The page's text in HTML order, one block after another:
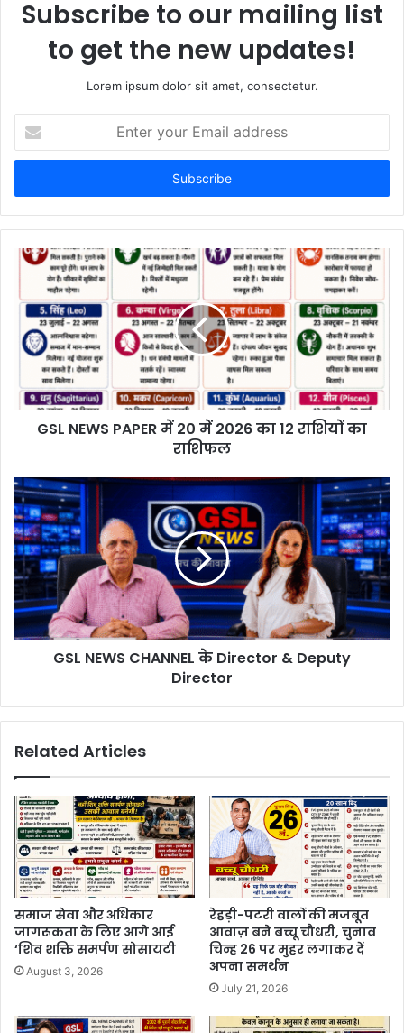
Subscribe to our mailing list
to get the new updates!
Lorem ipsum dolor sit amet, consectetur.
t
r
y
a
s
s
GSL NEWS PAPER में 20 में 2026 का 12 राशियों का
राशिफल
GSL NEWS CHANNEL के Director & Deputy
Director
Related Articles
समाज सेवा और अधिकार
जागरूकता के लिए आगे आई
‘शिव शक्ति समर्पण सोसायटी
August 3, 2026
रेहड़ी-पटरी वालों की मजबूत
आवाज़ बने बच्चू चौधरी, चुनाव
चिन्ह 26 पर मुहर लगाकर दें
अपना समर्थन
July 21, 2026